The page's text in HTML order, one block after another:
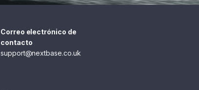
Correo electrónico de
contacto
support@nextbase.co.uk